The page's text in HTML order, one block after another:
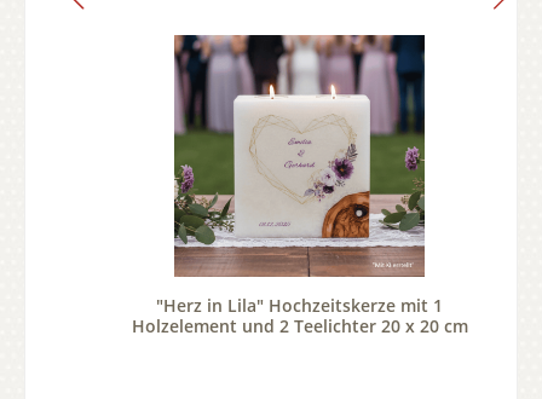
"Herz in Lila" Hochzeitskerze mit 1
Holzelement und 2 Teelichter 20 x 20 cm